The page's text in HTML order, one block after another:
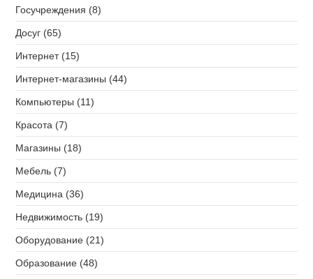
Госучреждения (8)
Досуг (65)
Интернет (15)
Интернет-магазины (44)
Компьютеры (11)
Красота (7)
Магазины (18)
Мебель (7)
Медицина (36)
Недвижимость (19)
Оборудование (21)
Образование (48)